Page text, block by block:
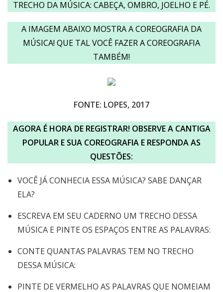
TRECHO DA MÚSICA: CABEÇA, OMBRO, JOELHO E PÉ.
A IMAGEM ABAIXO MOSTRA A COREOGRAFIA DA
MÚSICA! QUE TAL VOCÊ FAZER A COREOGRAFIA
TAMBÉM!
FONTE: LOPES, 2017
AGORA É HORA DE REGISTRAR! OBSERVE A CANTIGA
POPULAR E SUA COREOGRAFIA E RESPONDA AS
QUESTÕES:
VOCÊ JÁ CONHECIA ESSA MÚSICA? SABE DANÇAR
ELA?
ESCREVA EM SEU CADERNO UM TRECHO DESSA
MÚSICA E PINTE OS ESPAÇOS ENTRE AS PALAVRAS:
CONTE QUANTAS PALAVRAS TEM NO TRECHO
DESSA MÚSICA:
PINTE DE VERMELHO AS PALAVRAS QUE NOMEIAM